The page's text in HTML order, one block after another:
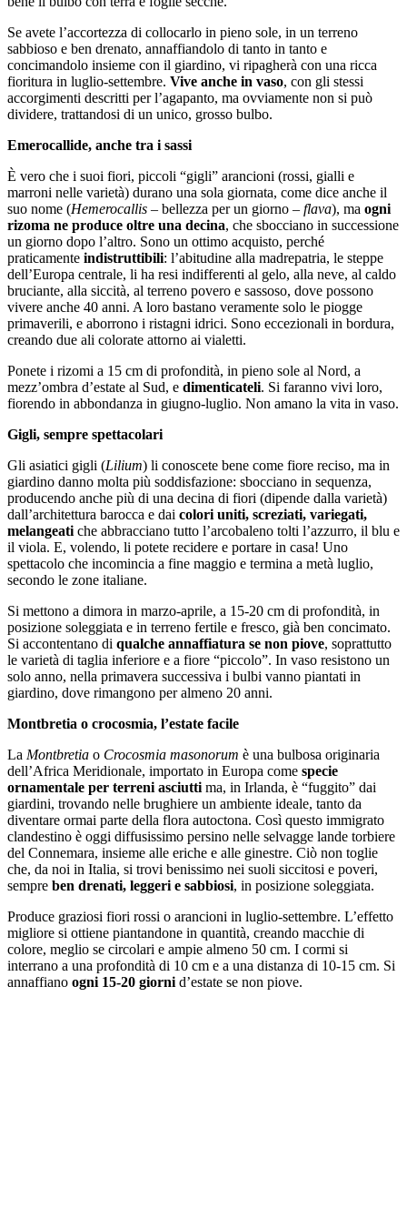
Se avete l’accortezza di collocarlo in pieno sole, in un terreno
sabbioso e ben drenato, annaffiandolo di tanto in tanto e
concimandolo insieme con il giardino, vi ripagherà con una ricca
fioritura in luglio-settembre. Vive anche in vaso, con gli stessi
accorgimenti descritti per l’agapanto, ma ovviamente non si può
dividere, trattandosi di un unico, grosso bulbo.
Emerocallide, anche tra i sassi
È vero che i suoi fiori, piccoli “gigli” arancioni (rossi, gialli e
marroni nelle varietà) durano una sola giornata, come dice anche il
suo nome (Hemerocallis – bellezza per un giorno – flava), ma ogni
rizoma ne produce oltre una decina, che sbocciano in successione
un giorno dopo l’altro. Sono un ottimo acquisto, perché
praticamente indistruttibili: l’abitudine alla madrepatria, le steppe
dell’Europa centrale, li ha resi indifferenti al gelo, alla neve, al caldo
bruciante, alla siccità, al terreno povero e sassoso, dove possono
vivere anche 40 anni. A loro bastano veramente solo le piogge
primaverili, e aborrono i ristagni idrici. Sono eccezionali in bordura,
creando due ali colorate attorno ai vialetti.
Ponete i rizomi a 15 cm di profondità, in pieno sole al Nord, a
mezz’ombra d’estate al Sud, e dimenticateli. Si faranno vivi loro,
fiorendo in abbondanza in giugno-luglio. Non amano la vita in vaso.
Gigli, sempre spettacolari
Gli asiatici gigli (Lilium) li conoscete bene come fiore reciso, ma in
giardino danno molta più soddisfazione: sbocciano in sequenza,
producendo anche più di una decina di fiori (dipende dalla varietà)
dall’architettura barocca e dai colori uniti, screziati, variegati,
melangeati che abbracciano tutto l’arcobaleno tolti l’azzurro, il blu e
il viola. E, volendo, li potete recidere e portare in casa! Uno
spettacolo che incomincia a fine maggio e termina a metà luglio,
secondo le zone italiane.
Si mettono a dimora in marzo-aprile, a 15-20 cm di profondità, in
posizione soleggiata e in terreno fertile e fresco, già ben concimato.
Si accontentano di qualche annaffiatura se non piove, soprattutto
le varietà di taglia inferiore e a fiore “piccolo”. In vaso resistono un
solo anno, nella primavera successiva i bulbi vanno piantati in
giardino, dove rimangono per almeno 20 anni.
Montbretia o crocosmia, l’estate facile
La Montbretia o Crocosmia masonorum è una bulbosa originaria
dell’Africa Meridionale, importato in Europa come specie
ornamentale per terreni asciutti ma, in Irlanda, è “fuggito” dai
giardini, trovando nelle brughiere un ambiente ideale, tanto da
diventare ormai parte della flora autoctona. Così questo immigrato
clandestino è oggi diffusissimo persino nelle selvagge lande torbiere
del Connemara, insieme alle eriche e alle ginestre. Ciò non toglie
che, da noi in Italia, si trovi benissimo nei suoli siccitosi e poveri,
sempre ben drenati, leggeri e sabbiosi, in posizione soleggiata.
Produce graziosi fiori rossi o arancioni in luglio-settembre. L’effetto
migliore si ottiene piantandone in quantità, creando macchie di
colore, meglio se circolari e ampie almeno 50 cm. I cormi si
interrano a una profondità di 10 cm e a una distanza di 10-15 cm. Si
annaffiano ogni 15-20 giorni d’estate se non piove.